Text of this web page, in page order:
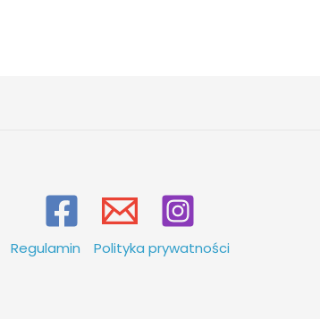
Regulamin Polityka prywatności